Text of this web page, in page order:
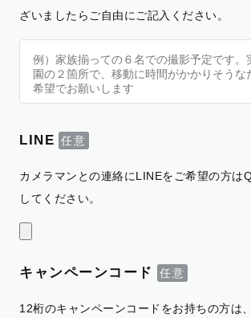
ざいましたらご自由にご記入ください。
LINE
カメラマンとの連絡にLINEをご希望の方は
してください。
キャンペーンコード
12桁のキャンペーンコードをお持ちの方は